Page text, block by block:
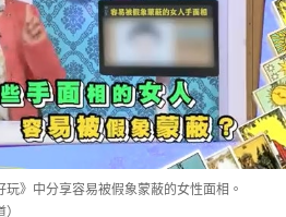
》中分享容易被假象蒙蔽的女性面相。